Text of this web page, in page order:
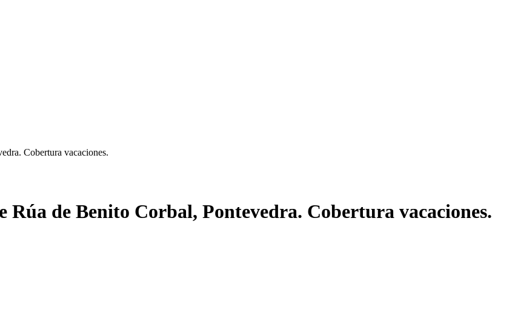
Cobertura vacaciones.
Rúa de Benito Corbal, Pontevedra. Cobertura vacaciones.